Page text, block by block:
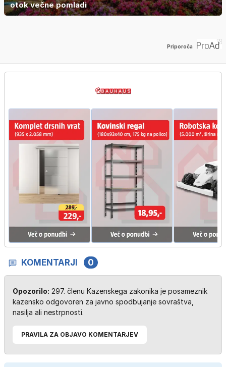
otok večne pomladi
Priporoča
KOMENTARJI 0
Opozorilo: 297. členu Kazenskega zakonika je posameznik
kazensko odgovoren za javno spodbujanje sovraštva,
nasilja ali nestrpnosti.
PRAVILA ZA OBJAVO KOMENTARJEV